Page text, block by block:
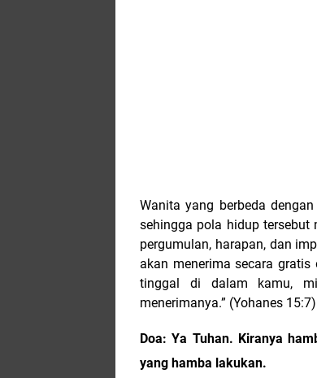
Wanita yang berbeda
sehingga pola hidup tersebut
pergumulan, harapan, dan
akan menerima secara
tinggal di dalam kamu,
menerimanya.” (Yohanes
Doa: Ya Tuhan. Kiranya
yang hamba lakukan.